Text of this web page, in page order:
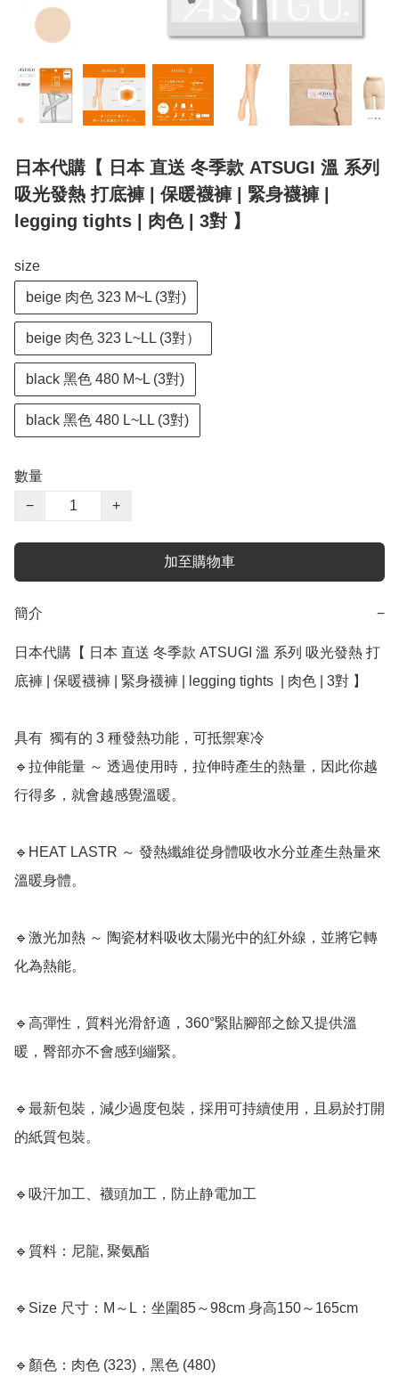
日本代購【 日本 直送 冬季款 ATSUGI 溫 系列
吸光發熱 打底褲 | 保暖襪褲 | 緊身襪褲 |
legging tights | 肉色 | 3對 】
size
beige 肉色 323 M~L (3對)
beige 肉色 323 L~LL (3對）
black 黑色 480 M~L (3對)
black 黑色 480 L~LL (3對)
數量
−
+
加至購物車
簡介 −
日本代購【 日本 直送 冬季款 ATSUGI 溫 系列 吸光發熱 打
底褲 | 保暖襪褲 | 緊身襪褲 | legging tights  | 肉色 | 3對 】
具有  獨有的 3 種發熱功能，可抵禦寒冷
🔹拉伸能量 ～ 透過使用時，拉伸時產生的熱量，因此你越
行得多，就會越感覺溫暖。
🔹HEAT LASTR ～ 發熱纖維從身體吸收水分並產生熱量來
溫暖身體。
🔹激光加熱 ～ 陶瓷材料吸收太陽光中的紅外線，並將它轉
化為熱能。
🔹高彈性，質料光滑舒適，360°緊貼腳部之餘又提供溫
暖，臀部亦不會感到繃緊。
🔹最新包裝，減少過度包裝，採用可持續使用，且易於打開
的紙質包裝。
🔹吸汗加工、襪頭加工，防止静電加工
🔹質料：尼龍, 聚氨酯
🔹Size 尺寸：M～L：坐圍85～98cm 身高150～165cm
🔹顏色：肉色 (323)，黑色 (480)